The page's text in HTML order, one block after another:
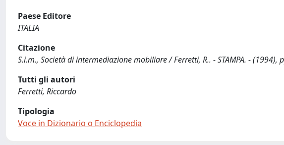
Paese Editore
ITALIA
Citazione
S.i.m., Società di intermediazione mobiliare / Ferretti, R.. - STAMPA. - (1994),
Tutti gli autori
Ferretti, Riccardo
Tipologia
Voce in Dizionario o Enciclopedia